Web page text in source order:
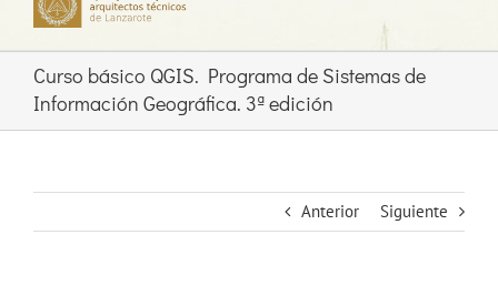
Curso básico QGIS. Programa de Sistemas de
Información Geográfica. 3ª edición
Anterior Siguiente